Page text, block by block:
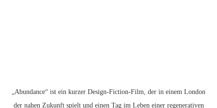
„Abundance“ ist ein kurzer Design-Fiction-Film, der in einem London
der nahen Zukunft spielt und einen Tag im Leben einer regenerativen